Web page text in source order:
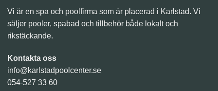
Vi är en spa och poolfirma som är placerad i Karlstad. Vi
säljer pooler, spabad och tillbehör både lokalt och
rikstäckande.
Kontakta oss
info@karlstadpoolcenter.se
054-527 33 60